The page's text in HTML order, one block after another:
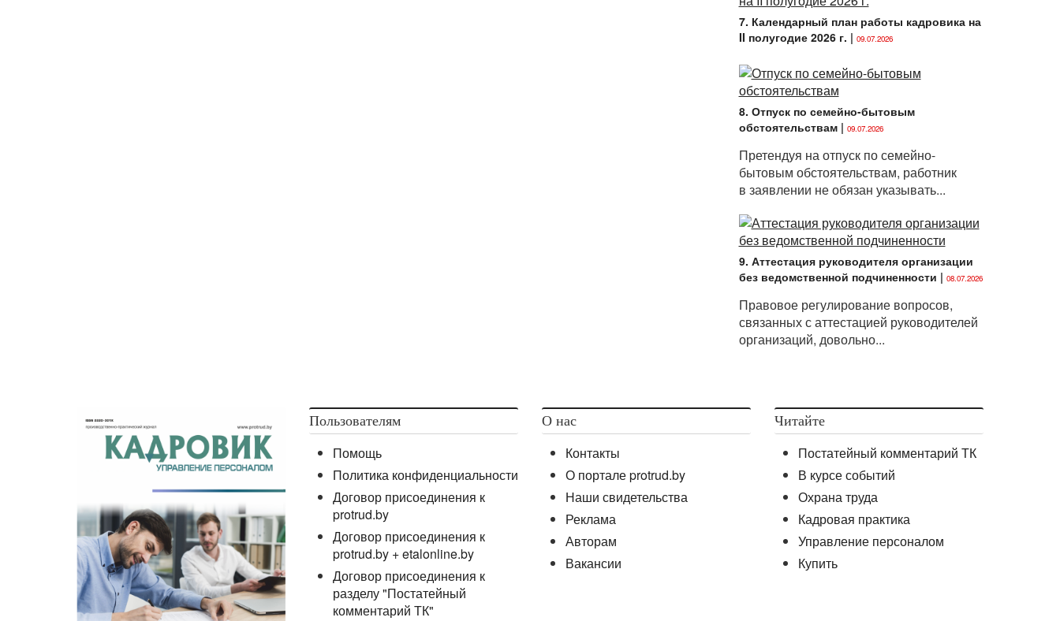
7. Календарный план работы кадровика на
II полугодие 2026 г. | 09.07.2026
8. Отпуск по семейно-бытовым
обстоятельствам| 09.07.2026
Претендуя на отпуск по семейно-
бытовым обстоятельствам, работник
в заявлении не обязан указывать...
9. Аттестация руководителя организации
без ведомственной подчиненности | 08.07.2026
Правовое регулирование вопросов,
связанных с аттестацией руководителей
организаций, довольно...
Пользователям
Помощь
Политика конфиденциальности
Договор присоединения к
protrud.by
Договор присоединения к
protrud.by + etalonline.by
Договор присоединения к
разделу "Постатейный
комментарий ТК"
О нас
Контакты
О портале protrud.by
Наши свидетельства
Реклама
Авторам
Вакансии
Читайте
Постатейный комментарий ТК
В курсе событий
Охрана труда
Кадровая практика
Управление персоналом
Купить